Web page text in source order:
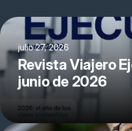
julio 27, 2026
Revista Viajero
junio de 2026